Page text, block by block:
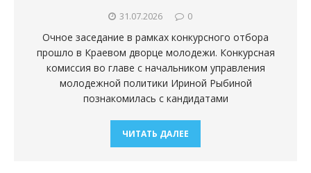
31.07.2026 0
Очное заседание в рамках конкурсного отбора
прошло в Краевом дворце молодежи. Конкурсная
комиссия во главе с начальником управления
молодежной политики Ириной Рыбиной
познакомилась с кандидатами
ЧИТАТЬ ДАЛЕЕ